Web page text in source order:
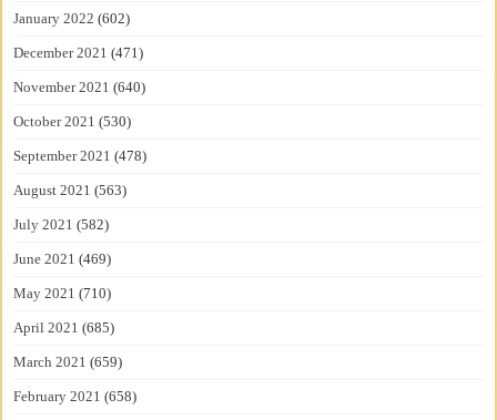
January 2022 (602)
December 2021 (471)
November 2021 (640)
October 2021 (530)
September 2021 (478)
August 2021 (563)
July 2021 (582)
June 2021 (469)
May 2021 (710)
April 2021 (685)
March 2021 (659)
February 2021 (658)